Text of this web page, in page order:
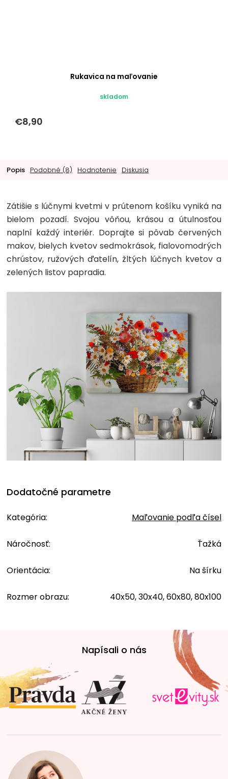
Rukavica na maľovanie
skladom
€8,90
Popis Podobné (8) Hodnotenie Diskusia
Zátišie s lúčnymi kvetmi v prútenom košíku vyniká na
bielom pozadí. Svojou vôňou, krásou a útulnosťou
naplní každý interiér. Doprajte si pôvab červených
makov, bielych kvetov sedmokrások, fialovomodrých
chrústov, ružových ďatelín, žltých lúčnych kvetov a
zelených listov papradia.
Dodatočné parametre
Kategória: Maľovanie podľa čísel
Náročnosť: Ťažká
Orientácia: Na šírku
Rozmer obrazu: 40x50, 30x40, 60x80, 80x100
t
i
e
Napísali o nás